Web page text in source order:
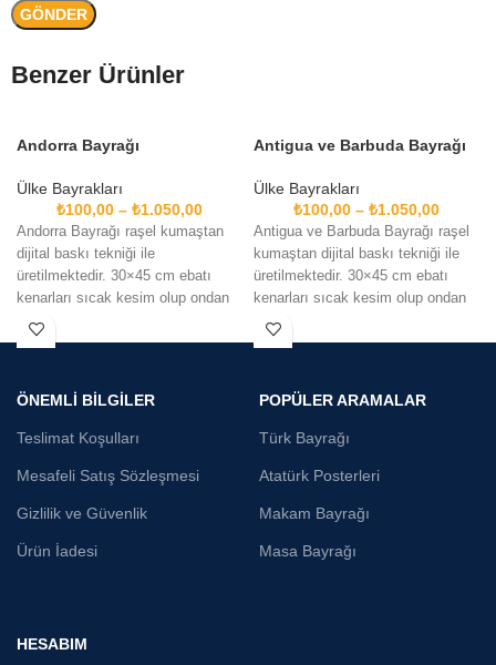
Benzer Ürünler
Andorra Bayrağı
Ülke Bayrakları
₺100,00 – ₺1.050,00
Andorra Bayrağı raşel kumaştan
dijital baskı tekniği ile
üretilmektedir. 30×45 cm ebatı
kenarları sıcak kesim olup ondan
sonraki ölçülerin kenarlar
Antigua ve Barbuda Bayrağı
Ülke Bayrakları
₺100,00 – ₺1.050,00
Antigua ve Barbuda Bayrağı raşel
kumaştan dijital baskı tekniği ile
üretilmektedir. 30×45 cm ebatı
kenarları sıcak kesim olup ondan
sonraki
ÖNEMLİ BİLGİLER
Teslimat Koşulları
Mesafeli Satış Sözleşmesi
Gizlilik ve Güvenlik
Ürün İadesi
POPÜLER ARAMALAR
Türk Bayrağı
Atatürk Posterleri
Makam Bayrağı
Masa Bayrağı
HESABIM